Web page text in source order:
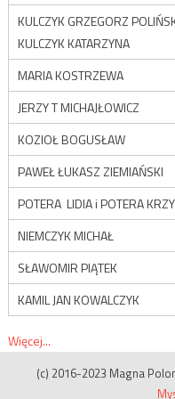
KULCZYK GRZEGORZ
KULCZYK KATARZYNA
MARIA KOSTRZEWA
JERZY T MICHAJŁOWICZ
KOZIOŁ BOGUSŁAW
PAWEŁ ŁUKASZ ZIEMIAŃSKI
POTERA LIDIA i POTERA
NIEMCZYK MICHAŁ
SŁAWOMIR PIĄTEK
KAMIL JAN KOWALCZYK
Więcej...
(c) 2016-2023 Magna